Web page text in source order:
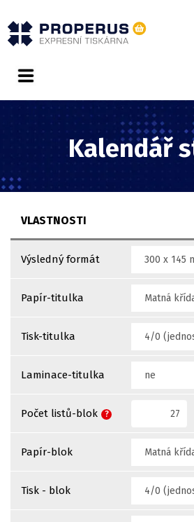
Kalendář
VLASTNOSTI
Výsledný formát
Papír-titulka
Tisk-titulka
Laminace-titulka
Počet listů-blok ?
Papír-blok
Tisk - blok